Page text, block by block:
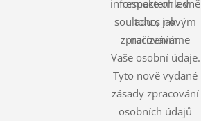
respektem a v
souladu s novým
nařízením.
informace ohledně
toho, jak
zpracováváme
Vaše osobní údaje.
Tyto nově vydané
zásady zpracování
osobních údajů